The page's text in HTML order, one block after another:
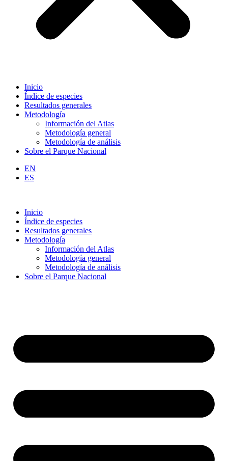
Inicio
Índice de especies
Resultados generales
Metodología
Información del Atlas
Metodología general
Metodología de análisis
Sobre el Parque Nacional
EN
ES
Inicio
Índice de especies
Resultados generales
Metodología
Información del Atlas
Metodología general
Metodología de análisis
Sobre el Parque Nacional